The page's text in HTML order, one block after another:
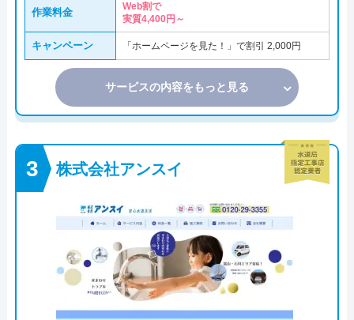
作業料金
Web割で
実質4,400円～
キャンペーン 「ホームページを見た！」で割引 2,000円
サービスの内容をもっと見る
株式会社アンスイ